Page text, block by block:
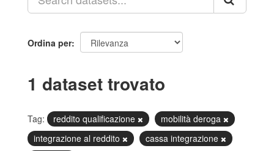
Ordina per
1 dataset trovato
Tag: reddito qualificazione
mobilità deroga
integrazione al reddito
cassa integrazione